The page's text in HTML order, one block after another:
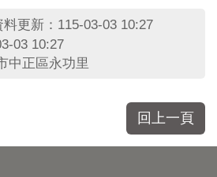
料更新：115-03-03 10:27
03 10:27
中正區永功里
回上一頁